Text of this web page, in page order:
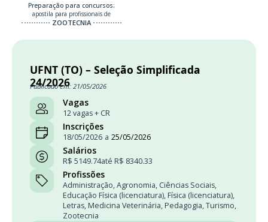
Preparação para concursos:
apostila para profissionais de
ZOOTECNIA
UFNT (TO) – Seleção Simplificada
24/2026
Publicado em: 21/05/2026
Vagas
12 vagas + CR
Inscrições
18/05/2026 a 25/05/2026
Salários
R$ 5149.74até R$ 8340.33
Profissões
Administração,Agronomia, Ciências Sociais,
Educação Física (licenciatura), Física (licenciatura),
Letras, Medicina Veterinária, Pedagogia,Turismo,
Zootecnia